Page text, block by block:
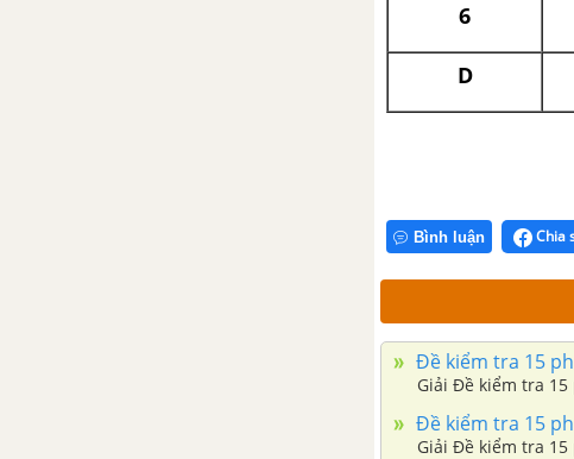
6
D
Bình luận Chia
Đề kiểm tra 15
Giải Đề kiểm tra
Đề kiểm tra 15
Giải Đề kiểm tra